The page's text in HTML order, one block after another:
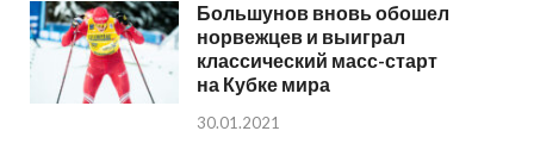
Большунов вновь обошел
норвежцев и выиграл
классический масс-старт
на Кубке мира
30.01.2021